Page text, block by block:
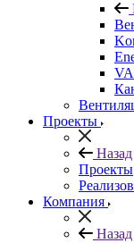
Проекты
Назад
Проекты
Компания
Назад